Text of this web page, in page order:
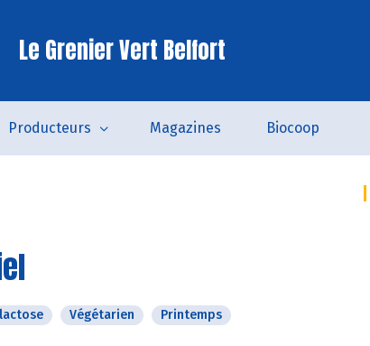
Le Grenier Vert Belfort
Producteurs Magazines Biocoop
Végétarien Printemps